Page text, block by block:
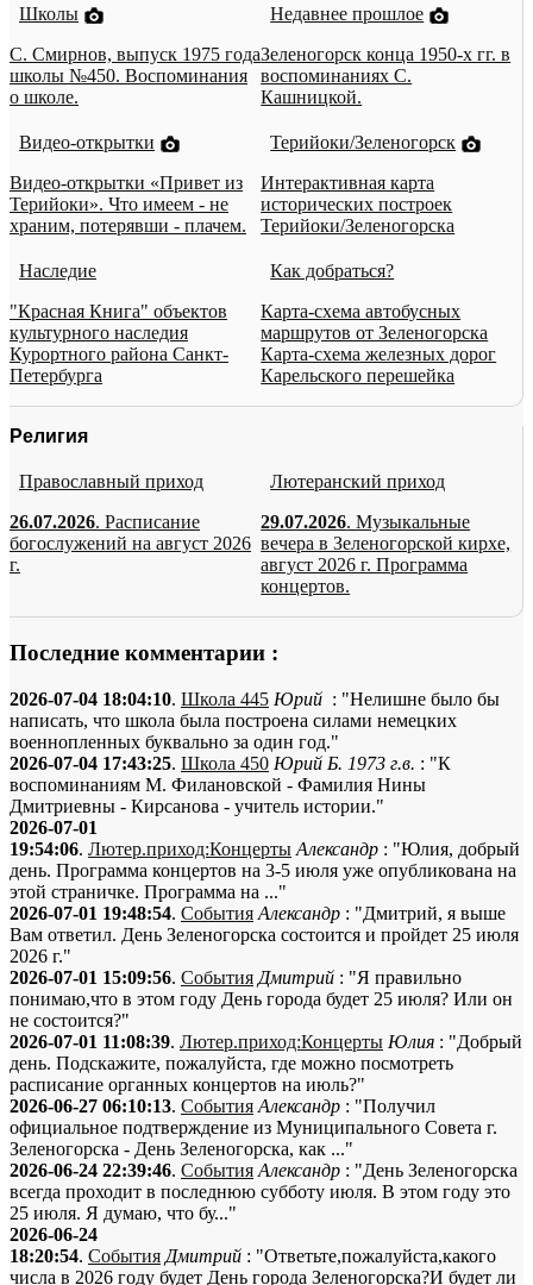
Школы
С. Смирнов, выпуск 1975 года
школы №450. Воспоминания
о школе.
Недавнее прошлое
Зеленогорск конца 1950-х гг. в
воспоминаниях С.
Кашницкой.
Видео-открытки
Видео-открытки «Привет из
Терийоки». Что имеем - не
храним, потерявши - плачем.
Терийоки/Зеленогорск
Интерактивная карта
исторических построек
Терийоки/Зеленогорска
Наследие
"Красная Книга" объектов
культурного наследия
Курортного района Санкт-
Петербурга
Как добраться?
Карта-схема автобусных
маршрутов от Зеленогорска
Карта-схема железных дорог
Карельского перешейка
Религия
Православный приход
26.07.2026. Расписание
богослужений на август 2026
г.
Лютеранский приход
29.07.2026. Музыкальные
вечера в Зеленогорской кирхе,
август 2026 г. Программа
концертов.
Последние комментарии :
2026-07-04 18:04:10. Школа 445 Юрий : "Нелишне было бы
написать, что школа была построена силами немецких
военнопленных буквально за один год."
2026-07-04 17:43:25. Школа 450 Юрий Б. 1973 г.в. : "К
воспоминаниям М. Филановской - Фамилия Нины
Дмитриевны - Кирсанова - учитель истории."
2026-07-01
19:54:06. Лютер.приход:Концерты Александр : "Юлия, добрый
день. Программа концертов на 3-5 июля уже опубликована на
этой страничке. Программа на ..."
2026-07-01 19:48:54. События Александр : "Дмитрий, я выше
Вам ответил. День Зеленогорска состоится и пройдет 25 июля
2026 г."
2026-07-01 15:09:56. События Дмитрий : "Я правильно
понимаю,что в этом году День города будет 25 июля? Или он
не состоится?"
2026-07-01 11:08:39. Лютер.приход:Концерты Юлия : "Добрый
день. Подскажите, пожалуйста, где можно посмотреть
расписание органных концертов на июль?"
2026-06-27 06:10:13. События Александр : "Получил
официальное подтверждение из Муниципального Совета г.
Зеленогорска - День Зеленогорска, как ..."
2026-06-24 22:39:46. События Александр : "День Зеленогорска
всегда проходит в последнюю субботу июля. В этом году это
25 июля. Я думаю, что бу..."
2026-06-24
18:20:54. События Дмитрий : "Ответьте,пожалуйста,какого
числа в 2026 году будет День города Зеленогорска?И будет ли